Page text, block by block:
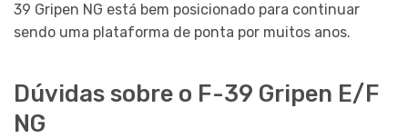
39 Gripen NG está bem posicionado para continuar
sendo uma plataforma de ponta por muitos anos.
Dúvidas sobre o F-39 Gripen E/F
NG